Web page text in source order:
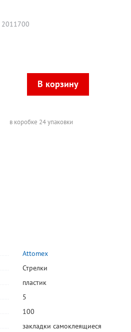
2011700
в коробке 24 упаковки
Attomex
Стрелки
пластик
5
100
закладки самоклеящиеся